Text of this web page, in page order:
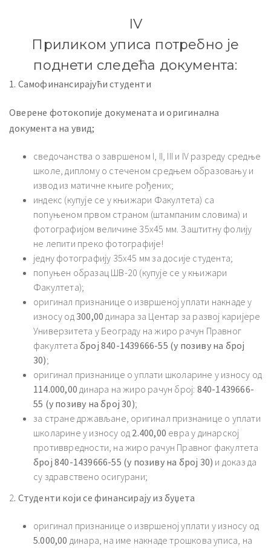
IV
Приликом уписа потребно је
поднети следећа документа:
1. Самофинансирајући студенти
Оверене фотокопије докумената и оригинална
документа на увид;
сведочанства о завршеном I, II, III и IV разреду средње
школе, диплому о стеченом средњем образовању и
извод из матичне књиге рођених;
индекс (купује се у књижари Факултета) са
попуњеном првом страном (штампаним словима) и
фотографијом величине 35х45 мм. Заштитну фолију
не лепити преко фотографије!
једну фотографију 35х45 мм за досије студента;
попуњен образац ШВ-20 (купује се у књижари
Факултета);
оригинал признанице о извршеној уплати накнаде у
износу од 300,00 динара за Центар за развој каријере
Универзитета у Београду на жиро рачун Правног
факултета број 840-1439666-55 (у позиву на број
30);
оригинал признанице о уплати школарине у износу од
114.000,00 динара на жиро рачун број: 840-1439666-
55 (у позиву на број 30);
за стране држављане, оригинал признанице о уплати
школарине у износу од 2.400,00 евра у динарској
противвредности, на жиро рачун Правног факултета
број 840-1439666-55 (у позиву на број 30) и доказ да
су здравствено осигурани;
2. Студенти који се финансирају из буџета
оригинал признанице о извршеној уплати у износу од
5.000,00 динара, на име накнаде трошкова уписа, на